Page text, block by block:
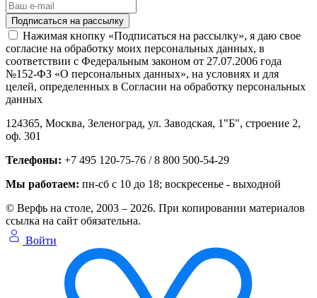
Нажимая кнопку «Подписаться на рассылку», я даю свое
согласие на обработку моих персональных данных, в
соответствии с Федеральным законом от 27.07.2006 года
№152-ФЗ «О персональных данных», на условиях и для
целей, определенных в Согласии на обработку персональных
данных
124365, Москва, Зеленоград, ул. Заводская, 1"Б", строение 2,
оф. 301
Телефоны: +7 495 120-75-76 / 8 800 500-54-29
Мы работаем: пн-сб с 10 до 18; воскресенье - выходной
© Верфь на столе, 2003 – 2026. При копировании материалов
ссылка на сайт обязательна.
Войти